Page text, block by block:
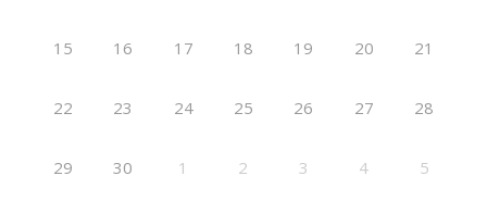
15 16 17 18 19 20 21
22 23 24 25 26 27 28
29 30 1 2 3 4 5